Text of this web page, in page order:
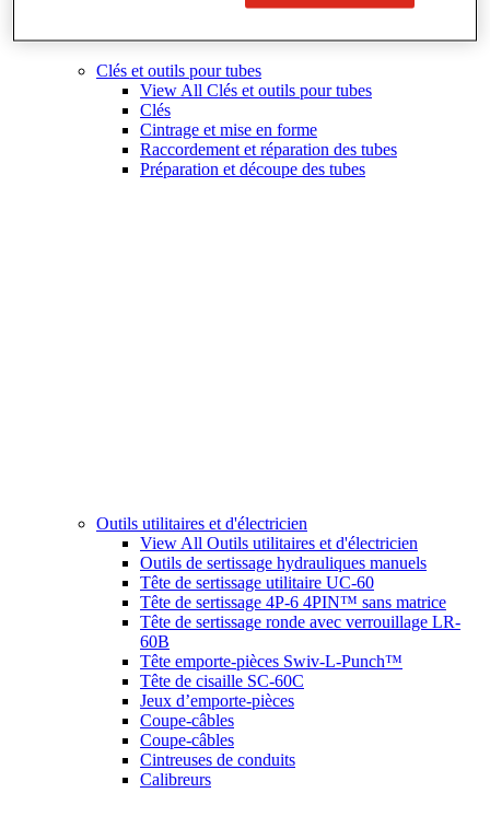
Clés et outils pour tubes
View All Clés et outils pour tubes
Clés
Cintrage et mise en forme
Raccordement et réparation des tubes
Préparation et découpe des tubes
Outils utilitaires et d'électricien
View All Outils utilitaires et d'électricien
Outils de sertissage hydrauliques manuels
Tête de sertissage utilitaire UC-60
Tête de sertissage 4P-6 4PIN™ sans matrice
Tête de sertissage ronde avec verrouillage LR-
60B
Tête emporte-pièces Swiv-L-Punch™
Tête de cisaille SC-60C
Jeux d’emporte-pièces
Coupe-câbles
Coupe-câbles
Cintreuses de conduits
Calibreurs